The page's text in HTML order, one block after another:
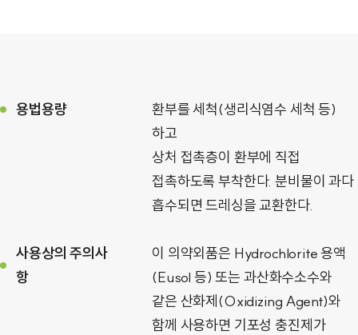
용법용량
환부를 세척(생리식염수 세척 등)
하고
상처 접촉층이 환부에 직접
접촉하도록 부착한다. 분비물이 과다
흡수되면 드레싱을 교환한다.
사용상의 주의사
항
이 의약외품은 Hydrochlorite 용액
(Eusol 등) 또는 과산화수소수와
같은 산화제(Oxidizing Agent)와
함께 사용하면 기포성 충진제가